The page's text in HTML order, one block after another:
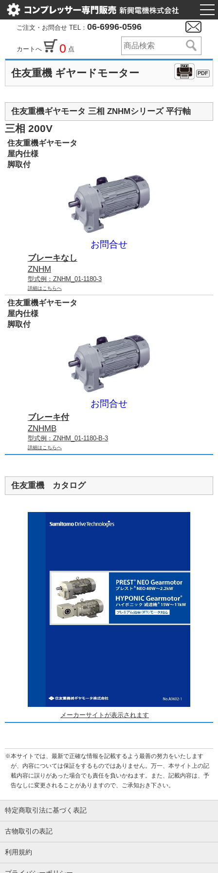
ご注文・お問合せ TEL： 06-6996-0596
カートへ 0 点
住友重機 ギヤードモーター PDF
住友重機ギヤモータ 三相 ZNHMシリーズ 平行軸
三相 200V
住友重機ギヤモータ
屋内仕様
脚取付
お問合せ
ブレーキなし
ZNHM
型式例：ZNHM_01-1180-3
詳細はこちらへ
住友重機ギヤモータ
屋内仕様
脚取付
お問合せ
ブレーキ付
ZNHMB
型式例：ZNHM_01-1180-B-3
詳細はこちらへ
住友重機 カタログ
メーカーサイトが表示されます
※本サイトでは、最新で正確な情報を記載するよう最善の努力をいたします
が、内容については保証をするものではありません。万一、本サイト上の記
載内容に誤りがあった場合でも責任を負いかねます。また、記載内容は、予
告なしに変更されることがありますので、ご承知おき下さい。
特定商取引法に基づく表記
古物取引の表記
利用規約